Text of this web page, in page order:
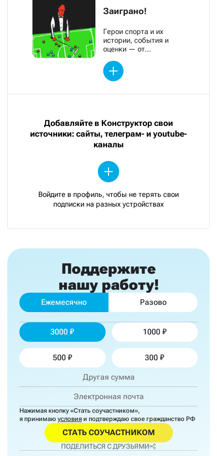
Заиграно!
Герои спорта и их
истории, события и
оценки — от
Добавляйте в Конструктор свои
источники: сайты, телеграм- и youtube-
каналы
Войдите в профиль, чтобы не терять свои
подписки на разных устройствах
Поддержите
нашу работу!
Ежемесячно Разово
3000 1000
500 300
Нажимая кнопку «Стать соучастником»,
я принимаю условия и подтверждаю свое гражданство РФ
СТАТЬ СОУЧАСТНИКОМ
ПОДЕЛИТЬСЯ С ДРУЗЬЯМИ